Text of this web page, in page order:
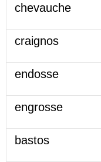
chevauche
craignos
endosse
engrosse
bastos